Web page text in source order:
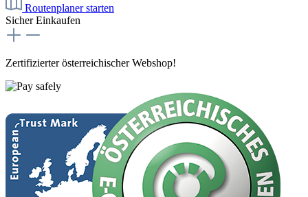
Routenplaner starten
Sicher Einkaufen
Zertifizierter österreichischer Webshop!